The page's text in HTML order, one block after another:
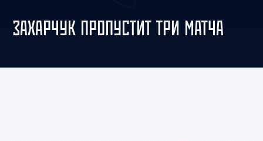
ЗАХАРЧУК ПРОПУСТИТ ТРИ МАТЧА